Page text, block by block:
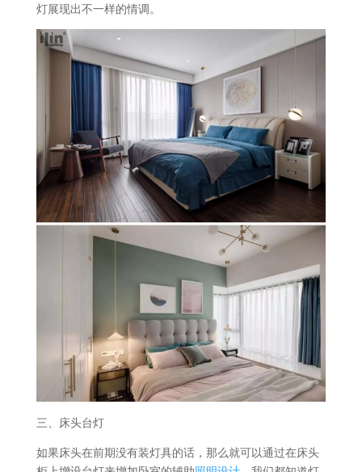
灯展现出不一样的情调。
三、床头台灯
如果床头在前期没有装灯具的话，那么就可以通过在床头